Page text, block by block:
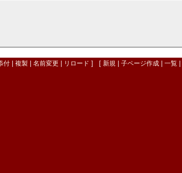
付 複製 名前変更 リロード ] [ 新規 子ページ作成 一覧